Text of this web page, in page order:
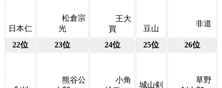
日本仁
松倉宗
光
王大
買
豆山
非道
22位 23位 24位 25位 26位
熊谷公
小角
城山剣
草野